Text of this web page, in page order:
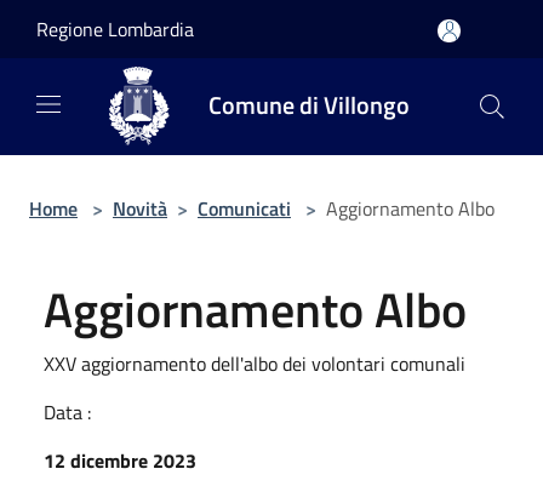
Regione Lombardia
Comune di Villongo
Home > Novità > Comunicati > Aggiornamento Albo
Aggiornamento Albo
XXV aggiornamento dell'albo dei volontari comunali
Data :
12 dicembre 2023